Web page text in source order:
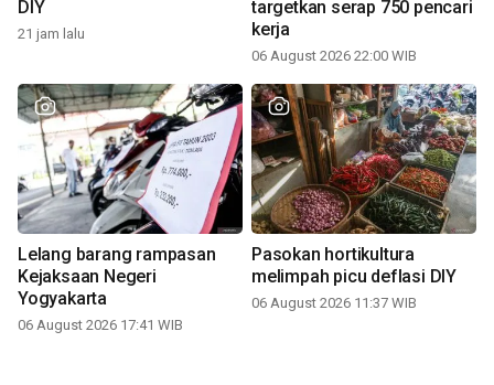
DIY
21 jam lalu
targetkan serap 750 pencari
kerja
06 August 2026 22:00 WIB
Lelang barang rampasan
Kejaksaan Negeri
Yogyakarta
06 August 2026 17:41 WIB
Pasokan hortikultura
melimpah picu deflasi DIY
06 August 2026 11:37 WIB